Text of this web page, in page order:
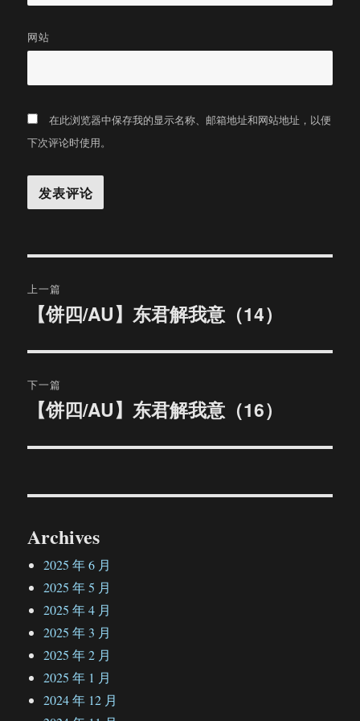
网站
在此浏览器中保存我的显示名称、邮箱地址和网站地址，以便
下次评论时使用。
章
航
上一篇
文
章：
【饼四/AU】东君解我意（14）
下一篇
文
【饼四/AU】东君解我意（16）
Archives
2025 年 6 月
2025 年 5 月
2025 年 4 月
2025 年 3 月
2025 年 2 月
2025 年 1 月
2024 年 12 月